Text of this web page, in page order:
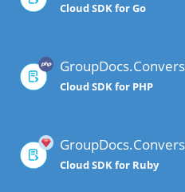
Cloud SDK for Go
Cloud SDK for PHP
Cloud SDK for Ruby